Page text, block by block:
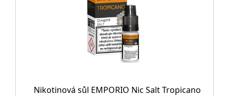
Nikotinová sůl EMPORIO Nic Salt Tropicano